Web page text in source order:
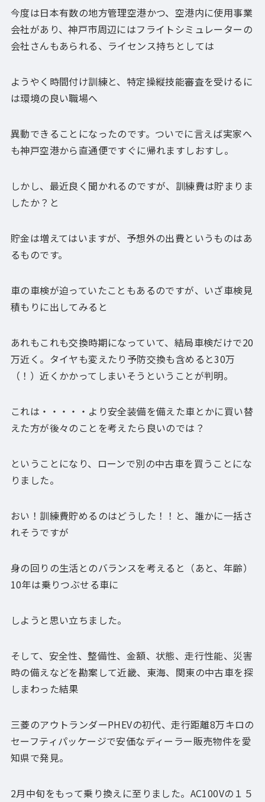
今度は日本有数の地方管理空港かつ、空港内に使用事業
会社があり、神戸市周辺にはフライトシミュレーターの
会社さんもあられる、ライセンス持ちとしては
ようやく時間付け訓練と、特定操縦技能審査を受けるに
は環境の良い職場へ
異動できることになったのです。ついでに言えば実家へ
も神戸空港から直通便ですぐに帰れますしおすし。
しかし、最近良く聞かれるのですが、訓練費は貯まりま
したか？と
貯金は増えてはいますが、予想外の出費というものはあ
るものです。
車の車検が迫っていたこともあるのですが、いざ車検見
積もりに出してみると
あれもこれも交換時期になっていて、結局車検だけで20
万近く。タイヤも変えたり予防交換も含めると30万
（！）近くかかってしまいそうということが判明。
これは・・・・・より安全装備を備えた車とかに買い替
えた方が後々のことを考えたら良いのでは？
ということになり、ローンで別の中古車を買うことにな
りました。
おい！訓練費貯めるのはどうした！！と、誰かに一括さ
れそうですが
身の回りの生活とのバランスを考えると（あと、年齢）
10年は乗りつぶせる車に
しようと思い立ちました。
そして、安全性、整備性、金額、状態、走行性能、災害
時の備えなどを勘案して近畿、東海、関東の中古車を探
しまわった結果
三菱のアウトランダーPHEVの初代、走行距離8万キロの
セーフティパッケージで安価なディーラー販売物件を愛
知県で発見。
2月中旬をもって乗り換えに至りました。AC100Vの１５